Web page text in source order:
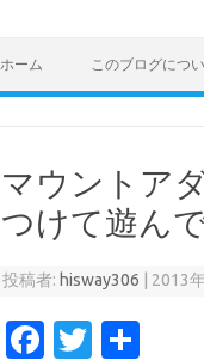
ホーム このブログにつ
マウントア
つけて遊ん
投稿者: hisway306 2013
Fa
T